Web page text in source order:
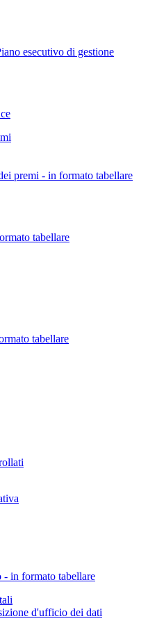
esecutivo di gestione
premi - in formato tabellare
tabellare
tabellare
in formato tabellare
d'ufficio dei dati